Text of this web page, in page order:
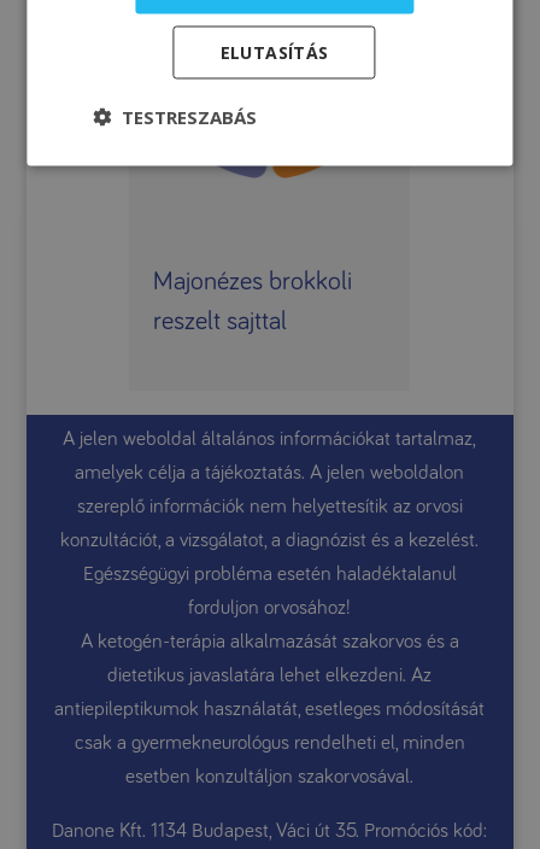
Majonézes brokkoli
reszelt sajttal
A jelen weboldal általános információkat tartalmaz,
amelyek célja a tájékoztatás. A jelen weboldalon
szereplő információk nem helyettesítik az orvosi
konzultációt, a vizsgálatot, a diagnózist és a kezelést.
Egészségügyi probléma esetén haladéktalanul
forduljon orvosához!
A ketogén-terápia alkalmazását szakorvos és a
dietetikus javaslatára lehet elkezdeni. Az
antiepileptikumok használatát, esetleges módosítását
csak a gyermekneurológus rendelheti el, minden
esetben konzultáljon szakorvosával.
Danone Kft. 1134 Budapest, Váci út 35. Promóciós kód:
ELUTASÍTÁS
TESTRESZABÁS